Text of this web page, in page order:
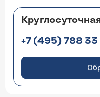
+7 (495) 788 33